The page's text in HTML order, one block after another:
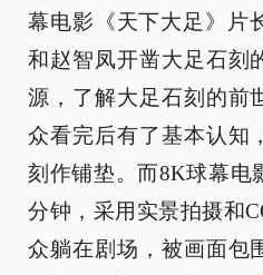
幕电影《天下大足》片
和赵智凤开凿大足石刻
源，了解大足石刻的前
众看完后有了基本认知
刻作铺垫。而8K球幕电
分钟，采用实景拍摄和
众躺在剧场，被画面包